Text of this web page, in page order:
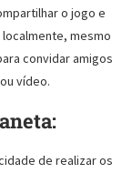
o jogo e
mesmo
convidar amigos
vídeo.
de realizar os